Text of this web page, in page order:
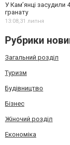
У Камʼянці засудили
гранату
13:08,31 липня
Рубрики
Загальний розділ
Туризм
Будівництво
Бізнес
Жіночий розділ
Економіка